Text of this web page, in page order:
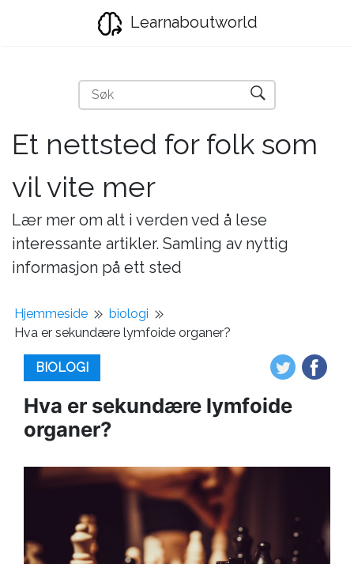
Learnaboutworld
Et nettsted for folk som
vil vite mer
Lær mer om alt i verden ved å lese
interessante artikler. Samling av nyttig
informasjon på ett sted
Hjemmeside
biologi
Hva er sekundære lymfoide organer?
BIOLOGI
Hva er sekundære lymfoide
organer?